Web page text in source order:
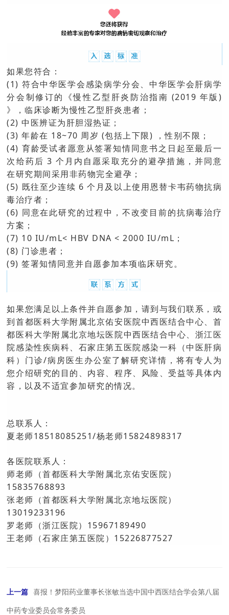
如果您符合：
(1) 符合中华医学会感染病学分会、中华医学会肝病学
分会制修订的《慢性乙型肝炎防治指南 (2019 年版)
》，临床诊断为慢性乙型肝炎患者；
(2) 中医辨证为肝胆湿热证；
(3) 年龄在 18~70 周岁 (包括上下限) ，性别不限；
(4) 育龄受试者愿意从签署知情同意书之日起至最后一
次给药后 3 个月内自愿采取充分的避孕措施，并同意
在研究期间采用非药物完全避孕；
(5) 既往至少连续 6 个月及以上使用恩替卡韦药物抗病
毒治疗者；
(6) 同意在此研究的过程中，不改变目前的抗病毒治疗
方案；
(7) 10 IU/mL< HBV DNA < 2000 IU/mL；
(8) 门诊患者；
(9) 签署知情同意并自愿参加本项临床研究。
如果您满足以上条件并自愿参加，请到与我们联系，或
到首都医科大学附属北京佑安医院中西医结合中心、首
都医科大学附属北京地坛医院中西医结合中心、浙江医
院感染性疾病科、石家庄第五医院感染一科（中医肝病
科）门诊/病房医生办公室了解研究详情，将有专人为
您介绍研究的目的、内容、程序、风险、受益等具体内
容，以及不适宜参加研究的情况。
总联系人：
夏老师18518085251/杨老师15824898317
各医院联系人：
师老师（首都医科大学附属北京佑安医院）
15835768893
张老师（首都医科大学附属北京地坛医院）
13019233196
罗老师（浙江医院）15967189490
王老师（石家庄第五医院）15226877527
上一篇 喜报！梦阳药业董事长张敏当选中国中西医结合学会第八届
中药专业委员会常务委员